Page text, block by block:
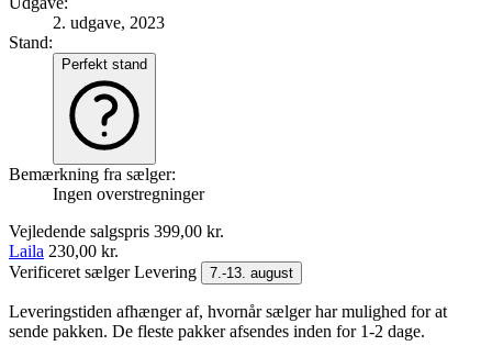
2. udgave, 2023
Stand:
Perfekt stand
Bemærkning fra sælger:
Ingen overstregninger
Vejledende salgspris 399,00 kr.
Laila 230,00 kr.
Verificeret sælgerLevering 7.-13. august
Leveringstiden afhænger af, hvornår sælger har mulighed for at
sende pakken. De fleste pakker afsendes inden for 1-2 dage.